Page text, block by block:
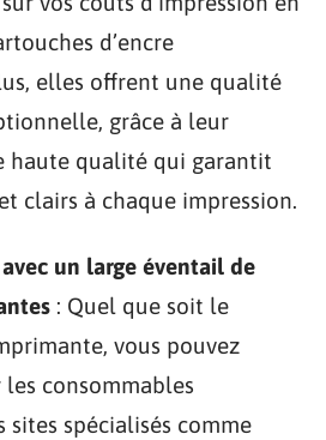
d’encre
elles offrent une qualité
grâce à leur
haute qualité qui garantit
clairs à chaque impression.
un large éventail de
: Quel que soit le
vous pouvez
consommables
sites spécialisés comme